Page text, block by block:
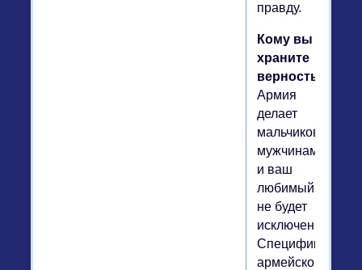
правду.
Кому вы
храните
верность
Армия
делает
мальчиков
мужчинами,
и ваш
любимый
не будет
исключением.
Специфика
армейской